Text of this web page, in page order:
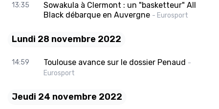
13:35
Sowakula à Clermont : un "basketteur" All
Black débarque en Auvergne - Eurosport
Lundi 28 novembre 2022
14:59 Toulouse avance sur le dossier Penaud -
Eurosport
Jeudi 24 novembre 2022